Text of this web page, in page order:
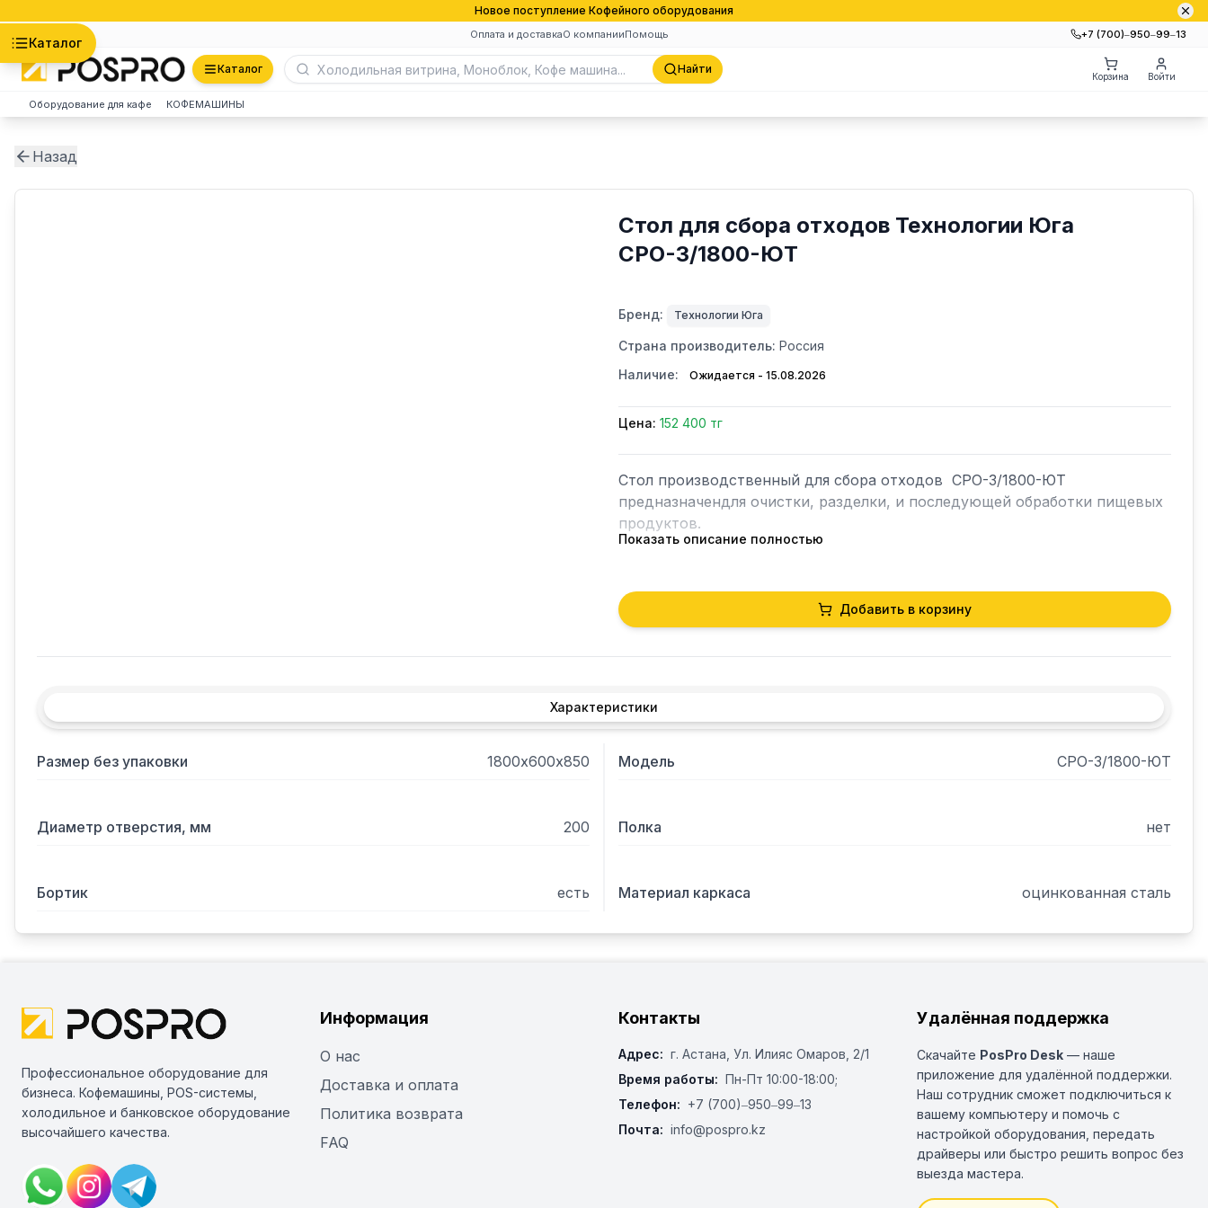
Новое поступление Кофейного оборудования
Оплата и доставкаО компанииПомощь +7 (700)‒950‒99‒13
Каталог
Каталог Найти
Корзина Войти
Оборудование для кафе КОФЕМАШИНЫ
Назад
Стол для сбора отходов Технологии Юга
СРО-3/1800-ЮТ
Бренд: Технологии Юга
Страна производитель: Россия
Наличие:
Ожидается - 15.08.2026
Цена: 152 400 тг
Стол производственный для сбора отходов  СРО-3/1800-ЮТ
предназначендля очистки, разделки, и последующей обработки пищевых
продуктов.
- В столешнице имеется отверстиедля сбора отходов диаметром 200/200
мм. Под стол помещается бак или ёмкость для сбора отходов.
- Подложка столешницы изготовлена из ламинированного ДСП, придавая
Показать описание полностью
Добавить в корзину
Характеристики
Размер без упаковки 1800х600х850 Модель СРО-3/1800-ЮТ
Диаметр отверстия, мм 200 Полка нет
Бортик есть Материал каркаса оцинкованная сталь
Профессиональное оборудование для
бизнеса. Кофемашины, POS-системы,
холодильное и банковское оборудование
высочайшего качества.
Информация
О нас
Доставка и оплата
Политика возврата
FAQ
Контакты
Адрес: г. Астана, ​Ул. Илияс Омаров, 2/1
Время работы: Пн-Пт 10:00-18:00;
Телефон: +7 (700)‒950‒99‒13
Почта: info@pospro.kz
Удалённая поддержка
Скачайте PosPro Desk — наше
приложение для удалённой поддержки.
Наш сотрудник сможет подключиться к
вашему компьютеру и помочь с
настройкой оборудования, передать
драйверы или быстро решить вопрос без
выезда мастера.